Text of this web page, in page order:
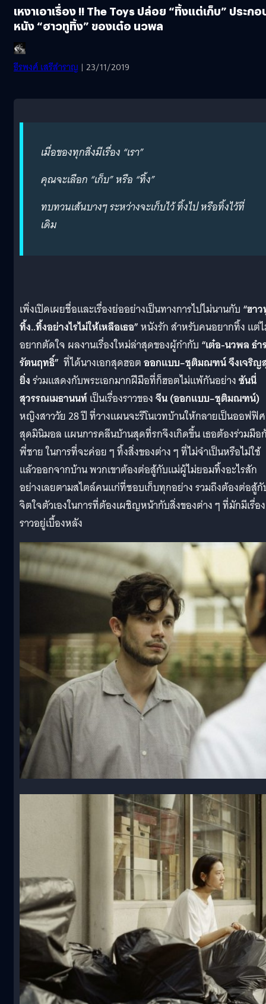
เหงาเอาเรื่อง !! The Toys ปล่อย “ทิ้งแต่เก็บ” ประกอ
หนัง “ฮาวทูทิ้ง” ของเต๋อ นวพล
ธีรพงศ์ เสรีสำราญ | 23/11/2019
เมื่อของทุกสิ่งมีเรื่อง “เรา”
คุณจะเลือก “เก็บ” หรือ “ทิ้ง”
ทบทวนเส้นบางๆ ระหว่างจะเก็บไว้ ทิ้งไป หรือทิ้งไว้ที่
เดิม
เพิ่งเปิดเผยชื่อและเรื่องย่ออย่างเป็นทางการไปไม่นานกับ “ฮา
ทิ้ง..ทิ้งอย่างไรไม่ให้เหลือเธอ”หนังรัก สำหรับคนอยากทิ้ง แต่
อยากตัดใจ ผลงานเรื่องใหม่ล่าสุดของผู้กำกับ “เต๋อ-นวพล ธํา
รัตนฤทธิ์” ที่ได้นางเอกสุดฮอตออกแบบ–ชุติมณฑน์ จึงเจริญ
ยิ่งร่วมแสดงกับพระเอกมากฝีมือที่ก็ฮอตไม่แพ้กันอย่างซันนี่
สุวรรณเมธานนท์เป็นเรื่องราวของจีน (ออกแบบ–ชุติมณฑน์)
หญิงสาววัย 28 ปี ที่วางแผนจะรีโนเวทบ้านให้กลายเป็นออฟฟิศ
สุดมินิมอล แผนการคลีนบ้านสุดที่รกจึงเกิดขึ้น เธอต้องร่วมมือ
พี่ชาย ในการที่จะค่อย ๆ ทิ้งสิ่งของต่าง ๆ ที่ไม่จำเป็นหรือไม่ใช้
แล้วออกจากบ้าน พวกเขาต้องต่อสู้กับแม่ผู้ไม่ยอมทิ้งอะไรสัก
อย่างเลยตามสไตล์คนแก่ที่ชอบเก็บทุกอย่าง รวมถึงต้องต่อสู้
จิตใจตัวเองในการที่ต้องเผชิญหน้ากับสิ่งของต่าง ๆ ที่มักมีเรื่อง
ราวอยู่เบื้องหลัง